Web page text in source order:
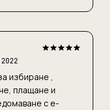
избиране ,
плащане и
с е-